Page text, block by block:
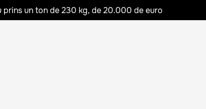
prins un ton de 230 kg, de 20.000 de euro